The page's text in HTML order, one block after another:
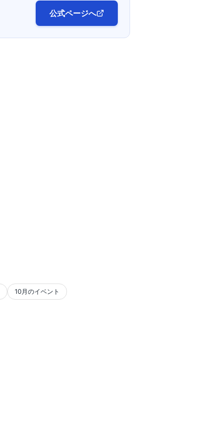
公式ページへ
10月のイベント